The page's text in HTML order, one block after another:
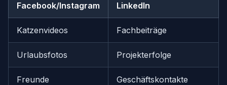
Facebook/Instagram LinkedIn
Katzenvideos Fachbeiträge
Urlaubsfotos Projekterfolge
Freunde Geschäftskontakte